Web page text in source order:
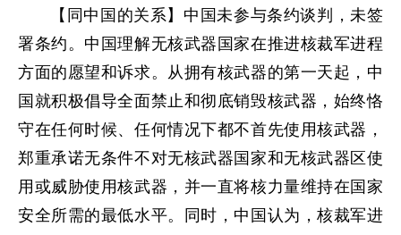
【同中国的关系】中国未参与条约谈判，未签
署条约。中国理解无核武器国家在推进核裁军进程
方面的愿望和诉求。从拥有核武器的第一天起，中
国就积极倡导全面禁止和彻底销毁核武器，始终恪
守在任何时候、任何情况下都不首先使用核武器，
郑重承诺无条件不对无核武器国家和无核武器区使
用或威胁使用核武器，并一直将核力量维持在国家
安全所需的最低水平。同时，中国认为，核裁军进